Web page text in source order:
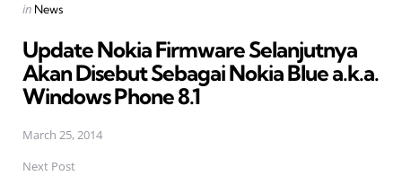
Posted
in News
Update Nokia Firmware Selanjutnya
Akan Disebut Sebagai Nokia Blue a.k.a.
Windows Phone 8.1
March 25, 2014
Next Post